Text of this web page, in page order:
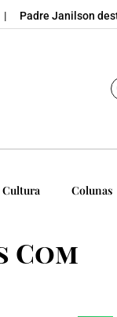
Padre Janilson
Cultura Colunas
Com